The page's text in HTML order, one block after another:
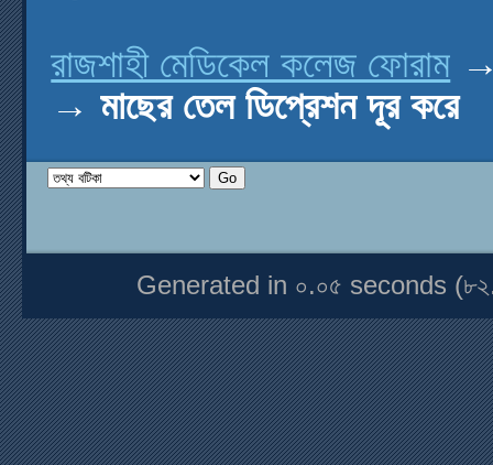
রাজশাহী মেডিকেল কলেজ ফোরাম
→মাছের তেল ডিপ্রেশন দূর করে
Generated in ০.০৫ seconds